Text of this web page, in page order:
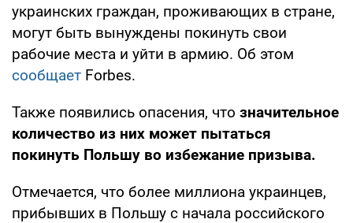
украинских граждан, проживающих в стране,
могут быть вынуждены покинуть свои
рабочие места и уйти в армию. Об этом
сообщает Forbes.
Также появились опасения, что значительное
количество из них может пытаться
покинуть Польшу во избежание призыва.
Отмечается, что более миллиона украинцев,
прибывших в Польшу с начала российского